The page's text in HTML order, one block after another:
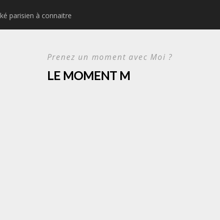
parisien à connaitre
Prenez un moment avec Moi ?
LE MOMENT M